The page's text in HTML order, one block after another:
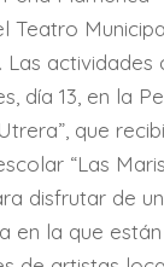
Teatro
Las actividades
día 13, en la
que
“Las
disfrutar de
en la que